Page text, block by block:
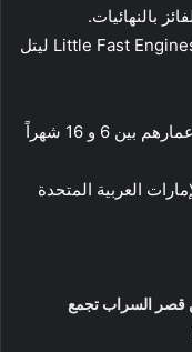
بالنهائيات.
الحدث: الموسم الرابع من سباق الأطفال Little Fast Engines ليتل
6 و 16 شهراً
العربية المتحدة
السراب تجمع